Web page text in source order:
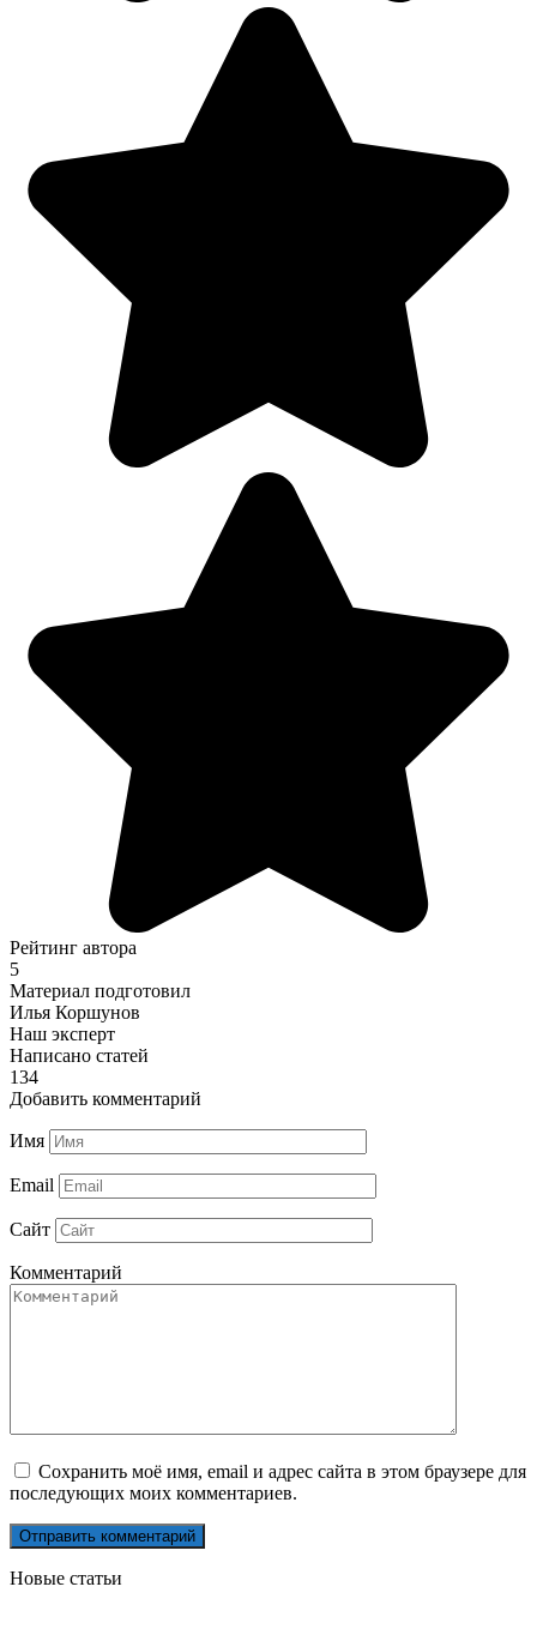
Рейтинг автора
5
Материал подготовил
Илья Коршунов
Наш эксперт
Написано статей
134
Добавить комментарий
Имя
Email
Сайт
Комментарий
Сохранить моё имя, email и адрес сайта в этом браузере для
последующих моих комментариев.
Новые статьи